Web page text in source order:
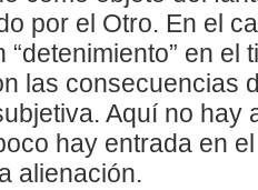
por el Otro. En el
“detenimiento” en el
las consecuencias
Aquí no hay
hay entrada en
alienación.